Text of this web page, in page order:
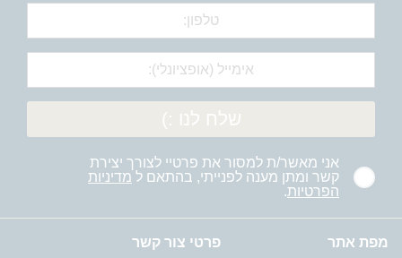
פרטי צור קשר
אני מאשר/ת למסור את פרטיי לצורך יצירת
קשר ומתן מענה לפנייתי, בהתאם ל מדיניות
הפרטיות.
שלח לנו :)
מפת אתר